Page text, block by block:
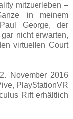
mitzuerleben –
in meinem
George, der
nicht erwarten,
virtuellen Court
November 2016
PlayStationVR
Rift erhältlich